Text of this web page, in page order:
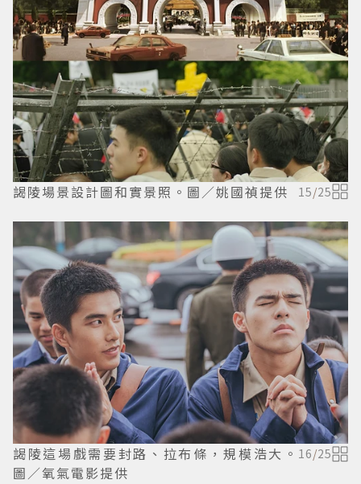
謁陵場景設計圖和實景照。圖／姚國禎提供 15/25
謁陵這場戲需要封路、拉布條，規模浩大。
圖／氧氣電影提供
16/25